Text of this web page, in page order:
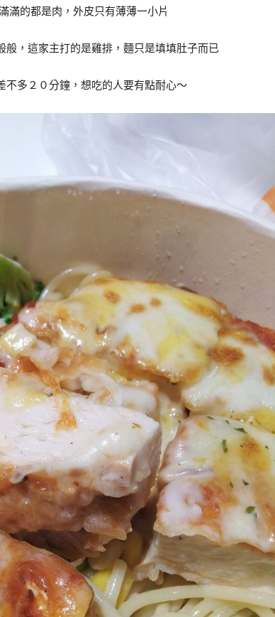
滿的都是肉，外皮只有薄薄一小片
，這家主打的是雞排，麵只是填填肚子而已
多２０分鐘，想吃的人要有點耐心～